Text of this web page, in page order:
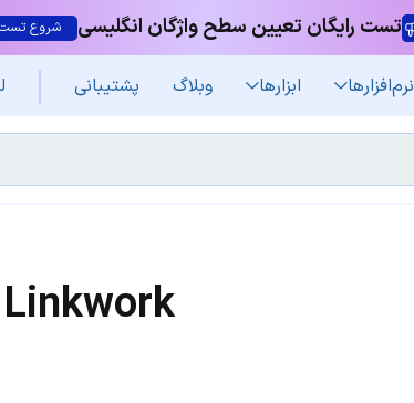
تست رایگان تعیین سطح واژگان انگلیسی شروع
نرم‌افزار‌ها ابزارها وبلاگ پشتیبانی
Linkwork